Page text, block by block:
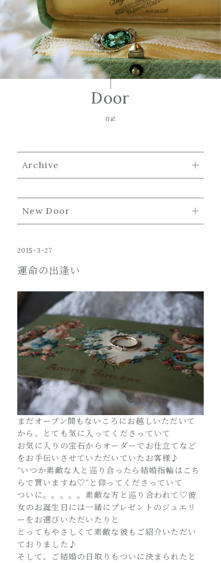
Door
日記
Archive
New Door
2015-3-27
運命の出逢い
まだオープン間もないころにお越しいただいて
から、とても気に入ってくださっていて
お気に入りの宝石からオーダーでお仕立てなど
をお手伝いさせていただいていたお客様♪
”いつか素敵な人と巡り合ったら結婚指輪はこち
らで買いますね♡”と仰ってくださっていて
ついに。。。。。素敵な方と巡り合われて♡彼
女のお誕生日には一緒にプレゼントのジュエリ
ーをお選びいただいたりと
とってもやさしくて素敵な彼もご紹介いただい
ておりました♪
そして、ご結婚の日取りもついに決まられたと